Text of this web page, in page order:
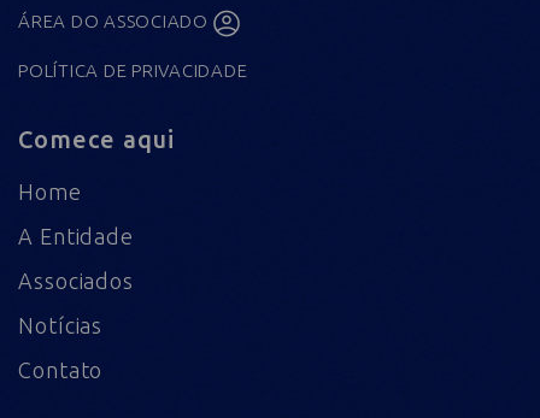
ÁREA DO ASSOCIADO
POLÍTICA DE PRIVACIDADE
Comece aqui
Home
A Entidade
Associados
Notícias
Contato